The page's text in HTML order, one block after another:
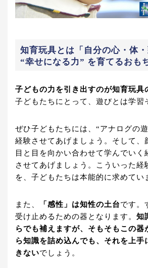
知育玩具とは「自分の心・体
“幸せになる力” を育てるおも
子どもの力を引き出すのが知育玩具
子どもたちにとって、遊びとは学習
ぜひ子どもたちには、“アナログの
経験させてあげましょう。そして、
目と目を向かい合わせて学んでいく
させてあげましょう。こういった経
を、子どもたちは本能的に求めてい
また、 「感性」は知性の土台です。
受け止めるための器となります。 知
らでも補えますが、そもそもこの器
ら知識を詰め込んでも、それを上手
きないでしょう。